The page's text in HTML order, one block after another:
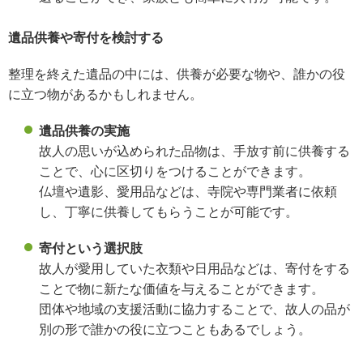
遺品供養や寄付を検討する
整理を終えた遺品の中には、供養が必要な物や、誰かの役
に立つ物があるかもしれません。
遺品供養の実施
故人の思いが込められた品物は、手放す前に供養する
ことで、心に区切りをつけることができます。
仏壇や遺影、愛用品などは、寺院や専門業者に依頼
し、丁寧に供養してもらうことが可能です。
寄付という選択肢
故人が愛用していた衣類や日用品などは、寄付をする
ことで物に新たな価値を与えることができます。
団体や地域の支援活動に協力することで、故人の品が
別の形で誰かの役に立つこともあるでしょう。